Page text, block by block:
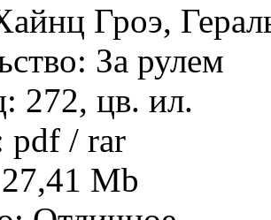
Гроэ,
За рулем
272, цв. ил.
pdf / rar
27,41 Mb